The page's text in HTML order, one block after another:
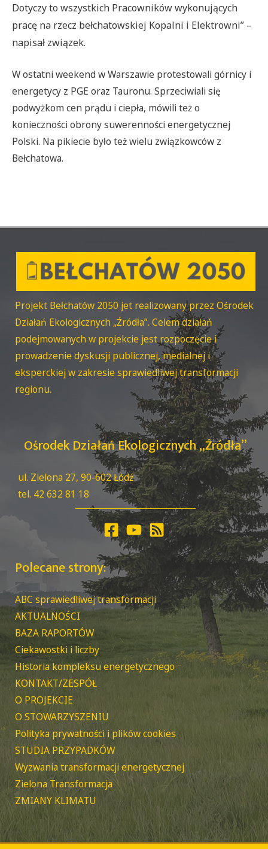
Dotyczy to wszystkich Pracowników wykonujących
pracę na rzecz bełchatowskiej Kopalni i Elektrowni” –
napisał związek.
W ostatni weekend w Warszawie protestowali górnicy i
energetycy z PGE oraz Tauronu. Sprzeciwiali się
podwyżkom cen prądu i ciepła, mówili też o
konieczności obrony suwerenności energetycznej
Polski. Na pikiecie było też wielu związkowców z
Bełchatowa.
Projekt Bełchatów 2050 jet realizowany przez Ośrodek
Działań Ekologicznych „Źródła”. Celem działań
podejmowanych w projekcie jest rozpoczęcie i
prowadzenie dyskusji publicznej, medialnej i
eksperckiej w zakresie sprawiedliwej transformacji
regionu.
Ośrodek Działań Ekologicznych „Źródła”
ul. Zielona 27, 90-602 Łódź
tel. 42 632 81 18
Polecane strony:
ABC sprawiedliwej transformacji
AKTUALNOŚCI
BAZA RAPORTÓW
Ciekawostki i liczby
Historia kompleksu energetycznego
KONTAKT/ZESPÓŁ
O PROJEKCIE
O STOWARZYSZENIU
Polityka prywatności i plików cookies
STUDIA PRZYPADKÓW
Wyzwania transformacji energetycznej
Zielona Transformacja
ZMIANY KLIMATU